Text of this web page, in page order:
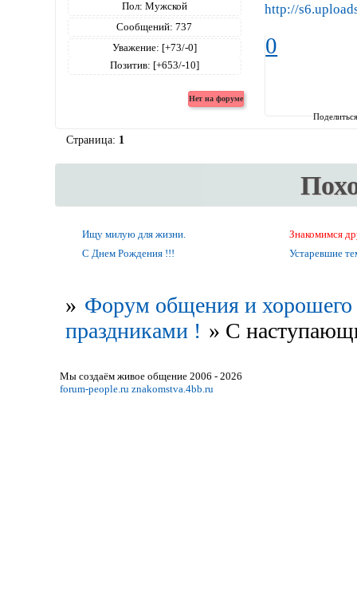
Пол: Мужской
Сообщений: 737
Уважение: [+73/-0]
Позитив: [+653/-10]
0
Страница: 1
Ищу милую для жизни.
Знакомимся
С Днем Рождения !!!
Устаревшие
» Форум общения и хорошего
праздниками ! » С
Мы создаём живое общение 2006 - 2026
forum-people.ru znakomstva.4bb.ru